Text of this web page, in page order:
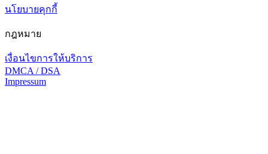
นโยบายคุกกี้
กฎหมาย
เงื่อนไขการให้บริการ
DMCA / DSA
Impressum